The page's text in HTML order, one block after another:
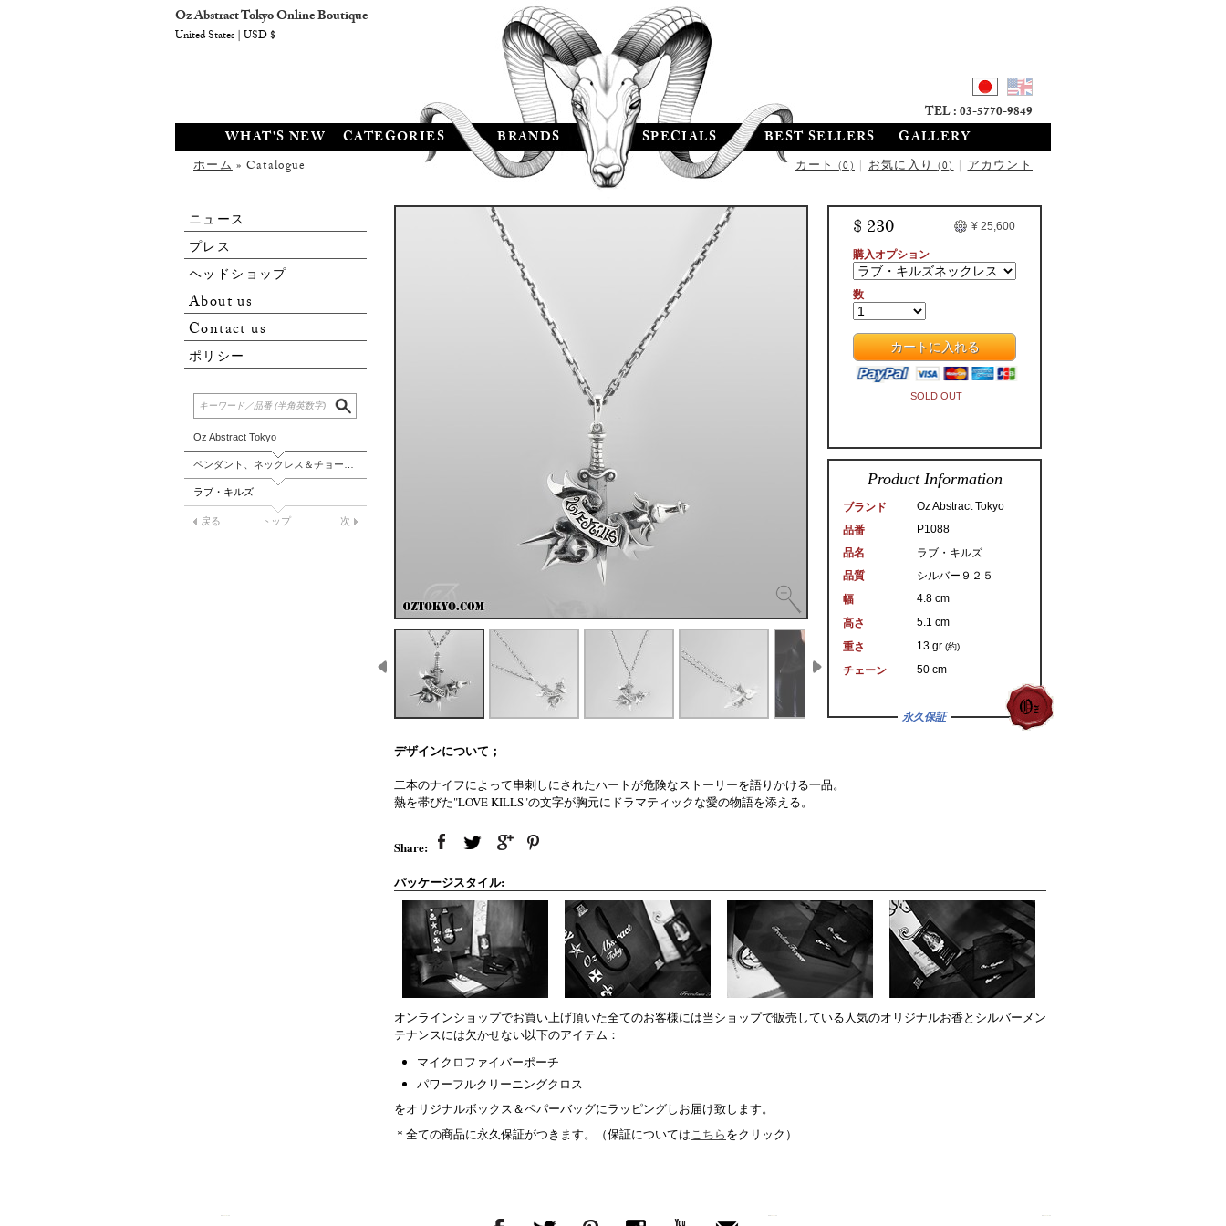
WHAT'S NEW CATEGORIES BRANDS SPECIALS BEST SELLERS GALLERY
カート(0)|お気に入り(0)|アカウント
ホーム» Catalogue
TEL : 03-5770-9849
ニュース
プレス
ヘッドショップ
About us
Contact us
ポリシー
Oz Abstract Tokyo
ラブ・キルズ
戻る トップ 次
¥ 25,600
$ 230
購入オプション
数
カートに入れる
SOLD OUT
Product Information
ブランド
Oz Abstract Tokyo
品番
P1088
品名
ラブ・キルズ
品質
シルバー９２５
幅
4.8 cm
高さ
5.1 cm
重さ
13 gr (約)
チェーン 50 cm
永久保証
デザインについて；
二本のナイフによって串刺しにされたハートが危険なストーリーを語りかける一品。
熱を帯びた"LOVE KILLS"の文字が胸元にドラマティックな愛の物語を添える。
Share:
パッケージスタイル:
オンラインショップでお買い上げ頂いた全てのお客様には当ショップで販売している人気のオリジナルお香とシルバーメン
テナンスには欠かせない以下のアイテム：
マイクロファイバーポーチ
パワーフルクリーニングクロス
をオリジナルボックス＆ペパーバッグにラッピングしお届け致します。
＊全ての商品に永久保証がつきます。（保証についてはこちらをクリック）
Oz Abstract Tokyo Online Boutique
United States | USD $